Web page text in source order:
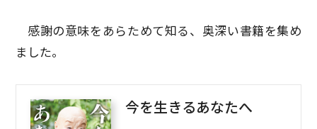
感謝の意味をあらためて知る、奥深い書籍を集め
ました。
今を生きるあなたへ